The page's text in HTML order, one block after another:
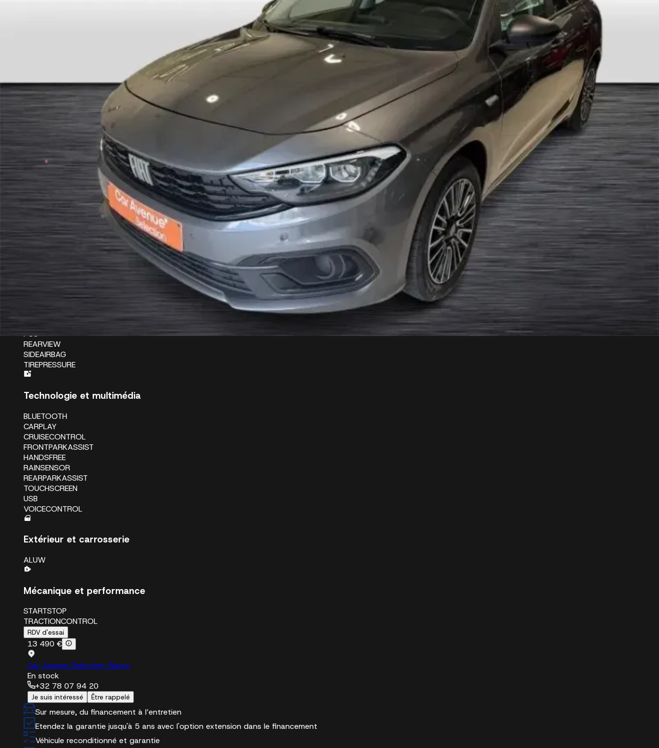
Consultez le rapport Car-Pass officiel : kilométrage, antécédents et informations clés du véhicule en Belgique.
Confort et intérieur
AUTODIMMIRROR
ELECSEATS
FOLDINGREARSEAT
MULTISTEERING
REARELECW
Sécurité et assistance à la conduite
EMERGENCYSYSTEM
PCS
REARVIEW
SIDEAIRBAG
TIREPRESSURE
Technologie et multimédia
BLUETOOTH
CARPLAY
CRUISECONTROL
FRONTPARKASSIST
HANDSFREE
RAINSENSOR
REARPARKASSIST
TOUCHSCREEN
USB
VOICECONTROL
Extérieur et carrosserie
ALUW
Mécanique et performance
STARTSTOP
TRACTIONCONTROL
RDV d'essai
13 490 €
Car Avenue Selection Wavre
En stock
+32 78 07 94 20
Je suis intéressé Être rappelé
Sur mesure, du financement à l’entretien
Etendez la garantie jusqu'à 5 ans avec l'option extension dans le financement
Véhicule reconditionné et garantie